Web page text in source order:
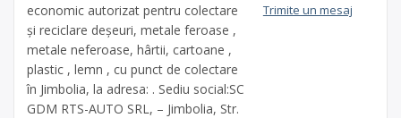
economic autorizat pentru colectare
și reciclare deșeuri, metale feroase ,
metale neferoase, hârtii, cartoane ,
plastic , lemn , cu punct de colectare
în Jimbolia, la adresa: . Sediu social:SC
GDM RTS-AUTO SRL, – Jimbolia, Str.
Trimite un mesaj